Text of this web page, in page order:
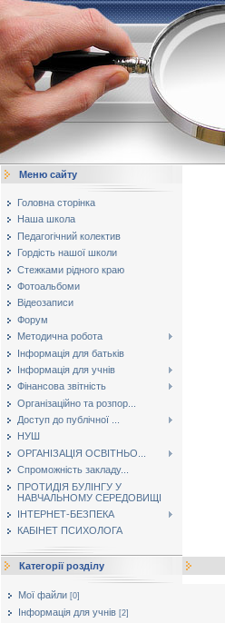
Меню сайту
Головна сторінка
Наша школа
Педагогічний колектив
Гордість нашої школи
Стежками рідного краю
Фотоальбоми
Відеозаписи
Форум
Методична робота
Інформація для батьків
Інформація для учнів
Фінансова звітність
Організаційно та розпор...
Доступ до публічної ...
НУШ
ОРГАНІЗАЦІЯ ОСВІТНЬО...
Спроможність закладу...
ПРОТИДІЯ БУЛІНГУ У
НАВЧАЛЬНОМУ СЕРЕДОВИЩІ
ІНТЕРНЕТ-БЕЗПЕКА
КАБІНЕТ ПСИХОЛОГА
Категорії розділу
Мої файли [0]
Інформація для учнів [2]